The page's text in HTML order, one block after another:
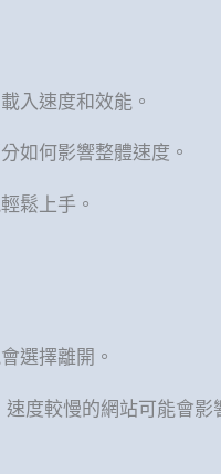
入速度和效能。
如何影響整體速度。
鬆上手。
選擇離開。
度較慢的網站可能會影